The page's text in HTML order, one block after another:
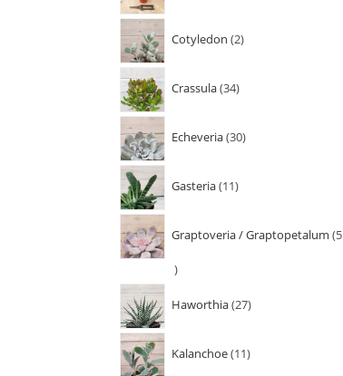
Cotyledon 2
Crassula 34
Echeveria 30
Gasteria 11
Graptoveria / Graptopetalum 5
Haworthia 27
Kalanchoe 11